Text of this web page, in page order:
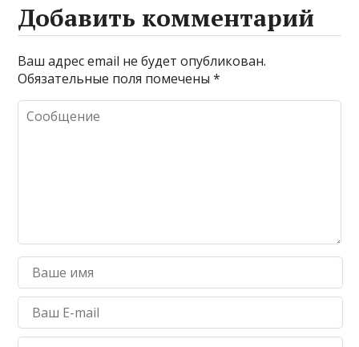
Добавить комментарий
Ваш адрес email не будет опубликован.
Обязательные поля помечены*